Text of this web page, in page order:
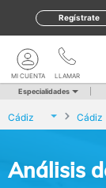
Regístrate
LLAMAR
MI CUENTA
Especialidades
Cádiz Cádiz
Análisis